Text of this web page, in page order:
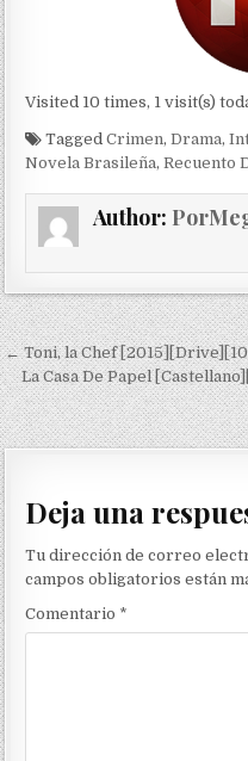
Visited 10 times, 1 visit(s)
TaggedCrimen,Drama,
Novela Brasileña,Recuento
Author:
Navegación de
← Toni, la Chef
La Casa De Papel
Deja una
Tu dirección de correo
campos obligatorios están
Comentario *